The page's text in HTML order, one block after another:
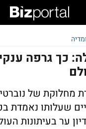
כך גרפה
מחלוקת של
ער בעיתונות